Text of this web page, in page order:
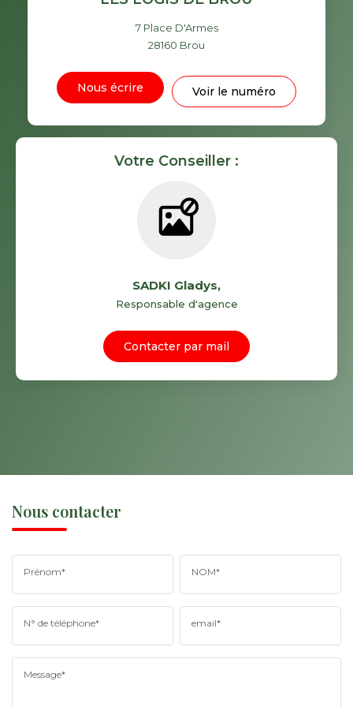
7 Place D'Armes
28160 Brou
Nous écrire Voir le numéro
Votre Conseiller :
SADKI Gladys,
Responsable d'agence
Contacter par mail
Nous contacter
Prénom* NOM*
N° de téléphone* email*
Message*